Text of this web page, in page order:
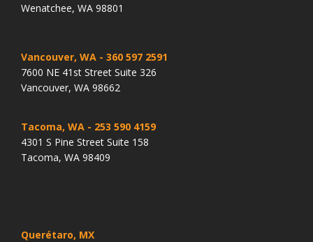
Wenatchee, WA 98801
Vancouver, WA - 360 597 2591
7600 NE 41st Street Suite 326
Vancouver, WA 98662
Tacoma, WA - 253 590 4159
4301 S Pine Street Suite 158
Tacoma, WA 98409
Querétaro, MX